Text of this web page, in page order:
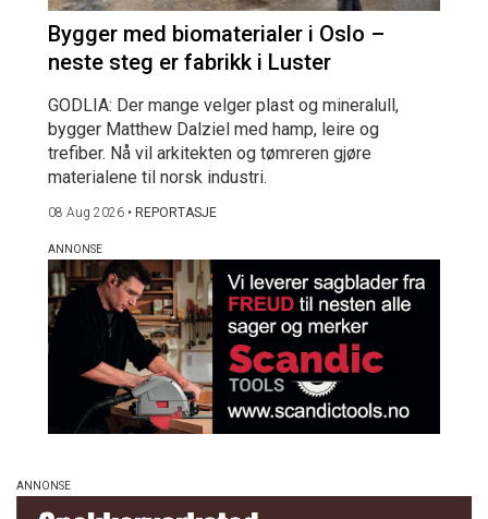
Bygger med biomaterialer i Oslo –
neste steg er fabrikk i Luster
GODLIA: Der mange velger plast og mineralull,
bygger Matthew Dalziel med hamp, leire og
trefiber. Nå vil arkitekten og tømreren gjøre
materialene til norsk industri.
08 Aug 2026 • REPORTASJE